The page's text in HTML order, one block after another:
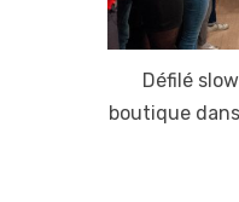
Défilé
boutique